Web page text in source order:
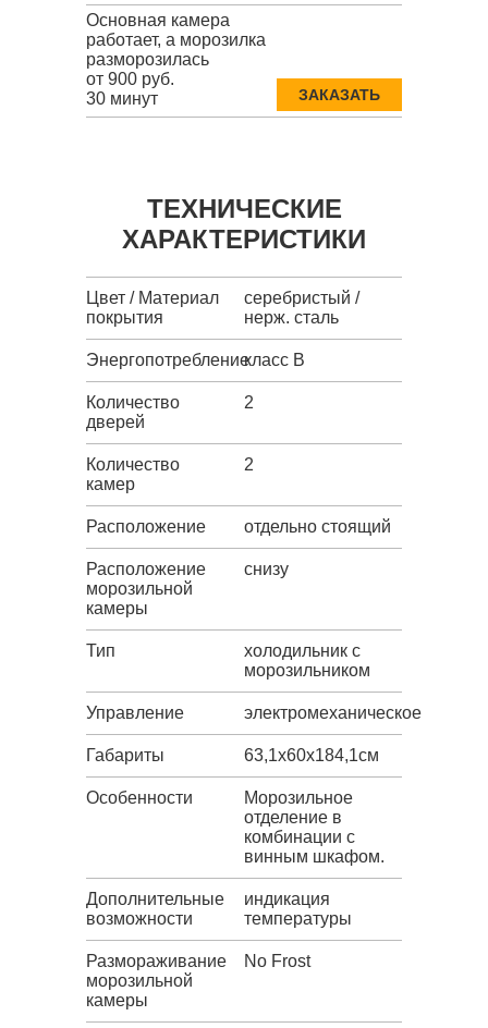
Основная камера
работает, а морозилка
разморозилась
от 900 руб.
30 минут
ЗАКАЗАТЬ
ТЕХНИЧЕСКИЕ
ХАРАКТЕРИСТИКИ
Цвет / Материал
покрытия
серебристый /
нерж. сталь
Энергопотреблениекласс B
Количество
дверей
2
Количество
камер
2
Расположение отдельно стоящий
Расположение
морозильной
камеры
снизу
Тип
холодильник с
морозильником
Управление электромеханическое
Габариты 63,1х60х184,1см
Особенности
Морозильное
отделение в
комбинации с
винным шкафом.
Дополнительные
возможности
индикация
температуры
Размораживание
морозильной
камеры
No Frost